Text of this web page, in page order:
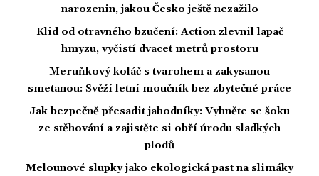
narozenin, jakou Česko ještě nezažilo
Klid od otravného bzučení: Action zlevnil lapač
hmyzu, vyčistí dvacet metrů prostoru
Meruňkový koláč s tvarohem a zakysanou
smetanou: Svěží letní moučník bez zbytečné práce
Jak bezpečně přesadit jahodníky: Vyhněte se šoku
ze stěhování a zajistěte si obří úrodu sladkých
plodů
Melounové slupky jako ekologická past na slimáky